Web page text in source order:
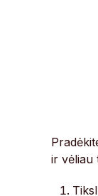
ir vėliau